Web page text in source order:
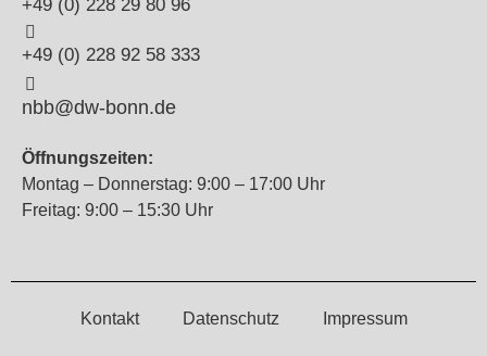
+49 (0) 228 29 80 96
+49 (0) 228 92 58 333
nbb@dw-bonn.de
Öffnungszeiten:
Montag – Donnerstag: 9:00 – 17:00 Uhr
Freitag: 9:00 – 15:30 Uhr
Kontakt Datenschutz Impressum